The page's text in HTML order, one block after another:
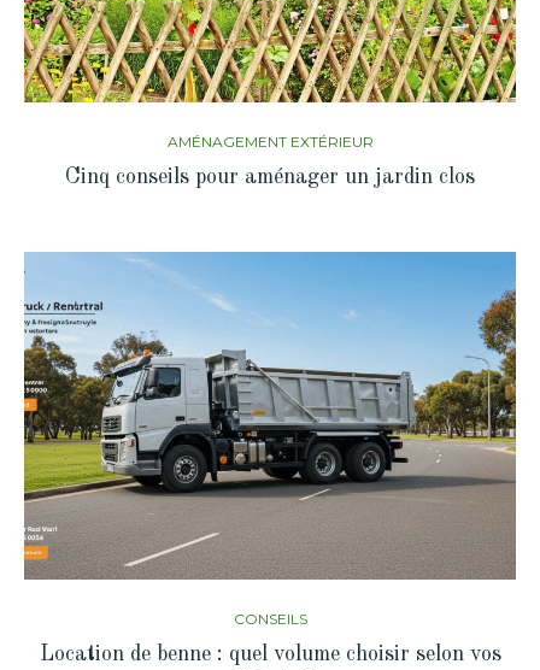
AMÉNAGEMENT EXTÉRIEUR
Cinq conseils pour aménager un jardin clos
CONSEILS
Location de benne : quel volume choisir selon vos